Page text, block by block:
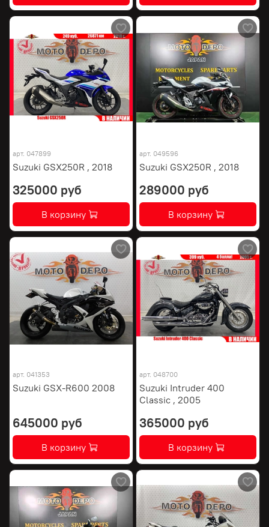
арт. 047899
Suzuki GSX250R , 2018
325000 руб
В корзину
арт. 049596
Suzuki GSX250R , 2018
289000 руб
В корзину
арт. 041353
Suzuki GSX-R600 2008
645000 руб
В корзину
арт. 048700
Suzuki Intruder 400
Classic , 2005
365000 руб
В корзину